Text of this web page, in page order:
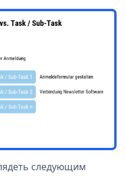
следующим